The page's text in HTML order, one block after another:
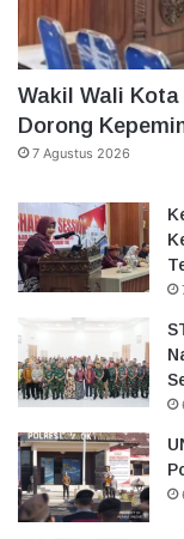
Wakil Wali
Dorong
7 Agustus 2026